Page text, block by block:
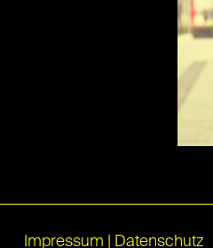
Impressum Datenschutz